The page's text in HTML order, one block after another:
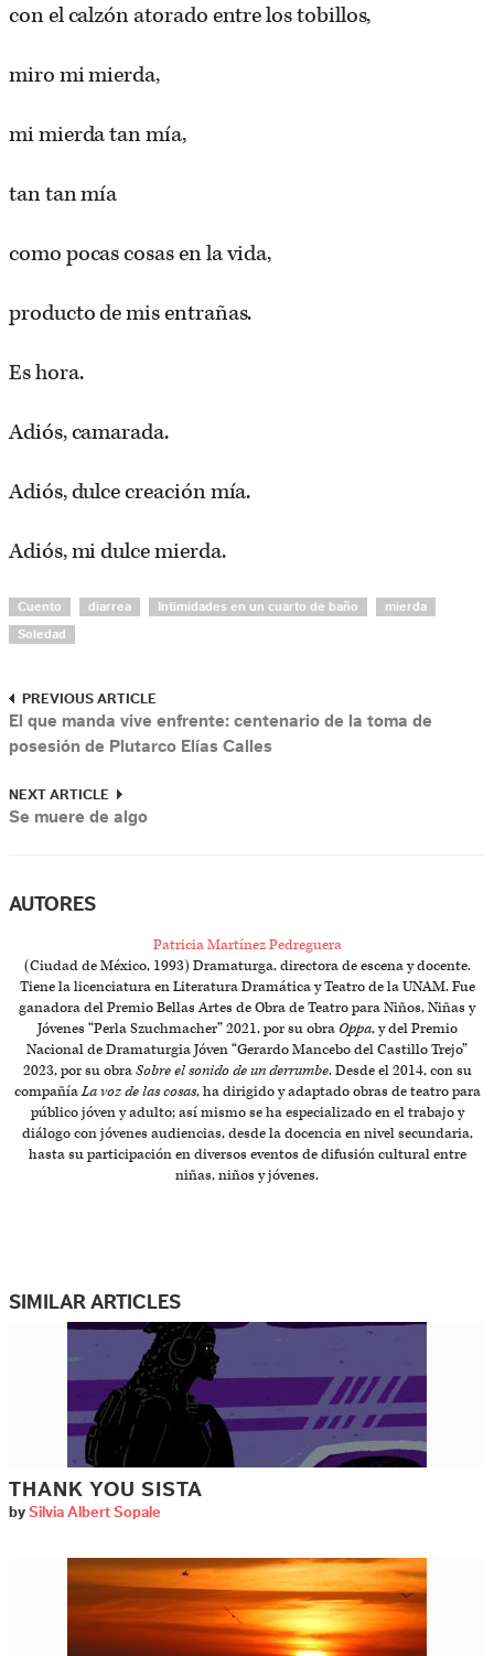
con el calzón atorado entre los tobillos,
miro mi mierda,
mi mierda tan mía,
tan tan mía
como pocas cosas en la vida,
producto de mis entrañas.
Es hora.
Adiós, camarada.
Adiós, dulce creación mía.
Adiós, mi dulce mierda.
Cuento diarrea Intimidades en un cuarto de baño mierda
Soledad
PREVIOUS ARTICLE
El que manda vive enfrente: centenario de la toma de
posesión de Plutarco Elías Calles
NEXT ARTICLE
Se muere de algo
AUTORES
Patricia Martínez Pedreguera
(Ciudad de México, 1993) Dramaturga, directora de escena y docente.
Tiene la licenciatura en Literatura Dramática y Teatro de la UNAM. Fue
ganadora del Premio Bellas Artes de Obra de Teatro para Niños, Niñas y
Jóvenes “Perla Szuchmacher” 2021, por su obra Oppa, y del Premio
Nacional de Dramaturgia Jóven “Gerardo Mancebo del Castillo Trejo”
2023, por su obraSobre el sonido de un derrumbe. Desde el 2014, con su
compañíaLa voz de las cosas, ha dirigido y adaptado obras de teatro para
público jóven y adulto; así mismo se ha especializado en el trabajo y
diálogo con jóvenes audiencias, desde la docencia en nivel secundaria,
hasta su participación en diversos eventos de difusión cultural entre
niñas, niños y jóvenes.
SIMILAR ARTICLES
THANK YOU SISTA
by Silvia Albert Sopale